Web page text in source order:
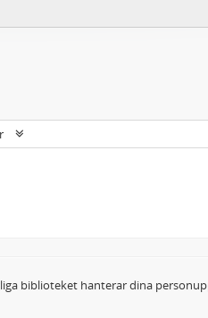
biblioteket hanterar dina